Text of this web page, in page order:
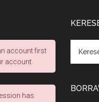
account first
account.
has